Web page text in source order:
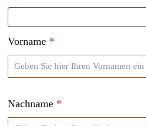
Vorname *
Nachname *